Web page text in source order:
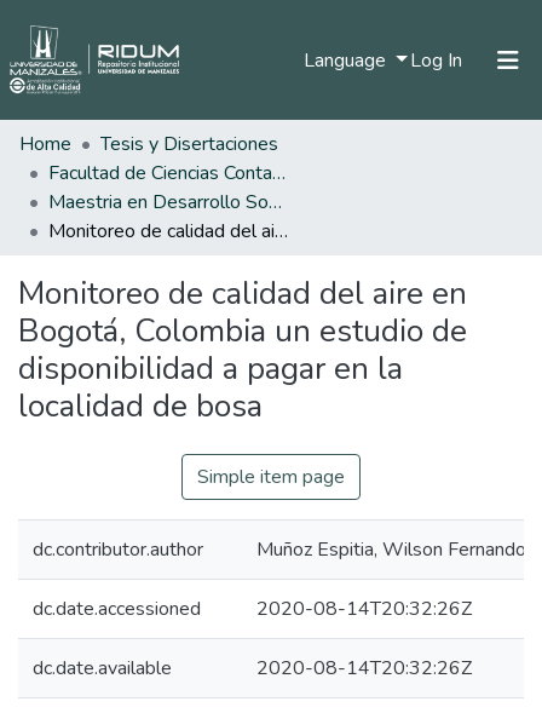
Language Log In (current)
Statistics
Home
Tesis y Disertaciones
Facultad de Ciencias Contables Económicas y Administrativas
Maestria en Desarrollo Sostenible y Medio Ambiente
Monitoreo de calidad del aire en Bogotá, Colombia un estudio de disponibilidad a pagar en la localidad de bosa
Monitoreo de calidad del aire en
Bogotá, Colombia un estudio de
disponibilidad a pagar en la
localidad de bosa
Simple item page
dc.contributor.author Muñoz Espitia, Wilson Fernando
dc.date.accessioned 2020-08-14T20:32:26Z
dc.date.available 2020-08-14T20:32:26Z